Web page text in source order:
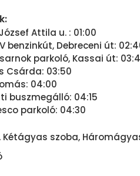
Attila u. : 01:00
benzinkút, Debreceni út:
parkoló, Kassai út:
Csárda: 03:50
04:00
buszmegálló: 04:15
parkoló: 04:30
Kétágyas szoba,